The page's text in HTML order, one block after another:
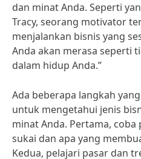
dan minat Anda. Seperti
Tracy, seorang motivator
menjalankan bisnis yang
Anda akan merasa seperti
dalam hidup Anda.”
Ada beberapa langkah
untuk mengetahui jenis
minat Anda. Pertama,
sukai dan apa yang
Kedua, pelajari pasar dan